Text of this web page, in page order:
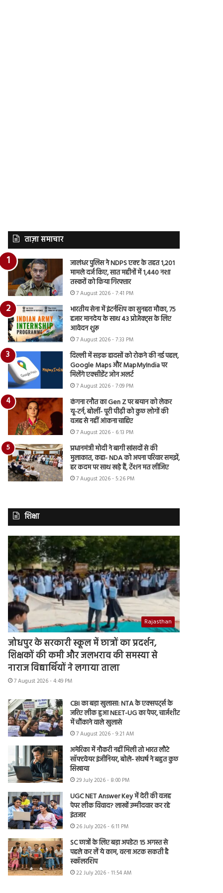
ताज़ा समाचार
जालंधर पुलिस ने NDPS एक्ट के तहत 1,201
मामले दर्ज किए, सात महीनों में 1,440 नशा
तस्करों को किया गिरफ्तार
7 August 2026 - 7:41 PM
भारतीय सेना में इंटर्नशिप का सुनहरा मौका, 75
हजार मानदेय के साथ 43 प्रोजेक्ट्स के लिए
आवेदन शुरू
7 August 2026 - 7:33 PM
दिल्ली में सड़क हादसों को रोकने की नई पहल,
Google Maps और MapMyIndia पर
मिलेंगे एक्सीडेंट जोन अलर्ट
7 August 2026 - 7:09 PM
कंगना रनौत का Gen Z पर बयान को लेकर
यू-टर्न, बोलीं- पूरी पीढ़ी को कुछ लोगों की
वजह से नहीं आंकना चाहिए
7 August 2026 - 6:13 PM
प्रधानमंत्री मोदी ने बागी सांसदों से की
मुलाकात, कहा- NDA को अपना परिवार समझें,
हर कदम पर साथ खड़े हैं, टेंशन मत लीजिए
7 August 2026 - 5:26 PM
शिक्षा
Rajasthan
जोधपुर के सरकारी स्कूल में छात्रों का प्रदर्शन,
शिक्षकों की कमी और जलभराव की समस्या से
नाराज विद्यार्थियों ने लगाया ताला
7 August 2026 - 4:49 PM
CBI का बड़ा खुलासा: NTA के एक्सपर्ट्स के
जरिए लीक हुआ NEET-UG का पेपर, चार्जशीट
में चौंकाने वाले खुलासे
7 August 2026 - 9:21 AM
अमेरिका में नौकरी नहीं मिली तो भारत लौटे
सॉफ्टवेयर इंजीनियर, बोले- संघर्ष ने बहुत कुछ
सिखाया
29 July 2026 - 8:00 PM
UGC NET Answer Key में देरी की वजह
पेपर लीक विवाद? लाखों उम्मीदवार कर रहे
इंतजार
26 July 2026 - 6:11 PM
SC छात्रों के लिए बड़ा अपडेट! 15 अगस्त से
पहले कर लें ये काम, वरना अटक सकती है
स्कॉलरशिप
22 July 2026 - 11:54 AM